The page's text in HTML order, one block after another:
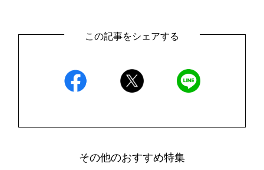
この記事をシェアする
その他のおすすめ特集